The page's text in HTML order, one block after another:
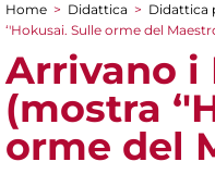
Tu sei qui
Home > Didattica > Didattica
‘'Hokusai. Sulle orme del
Arrivano i
(mostra
orme del